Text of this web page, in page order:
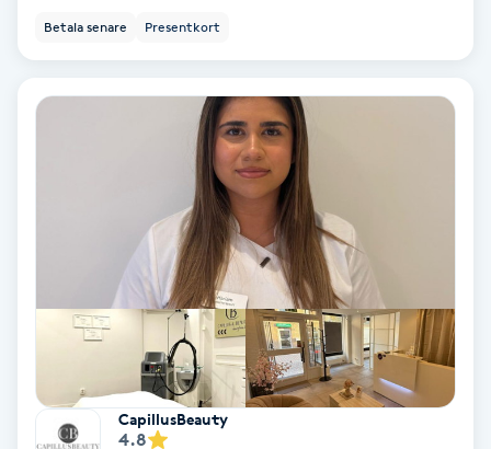
Yogamassage
Zonterapi
Betala senare Presentkort
CapillusBeauty
4.8